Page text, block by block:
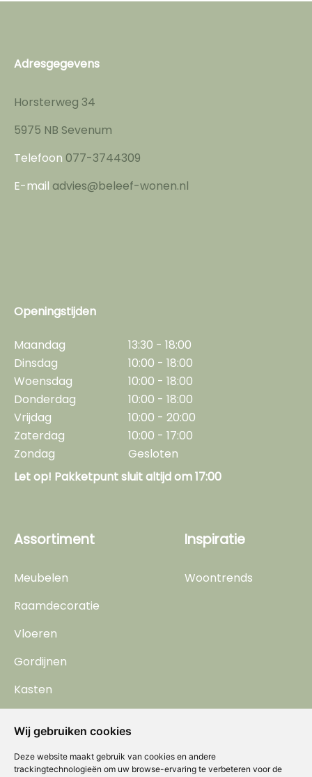
Wij gebruiken cookies
Deze website maakt gebruik van cookies en andere
trackingtechnologieën om uw browse-ervaring te verbeteren voor de
Adresgegevens
Horsterweg 34
5975 NB Sevenum
Telefoon 077-3744309
E-mail advies@beleef-wonen.nl
Openingstijden
Maandag
13:30 - 18:00
Dinsdag
10:00 - 18:00
Woensdag
10:00 - 18:00
Donderdag
10:00 - 18:00
Vrijdag
10:00 - 20:00
Zaterdag
10:00 - 17:00
Zondag
Gesloten
Let op! Pakketpunt sluit altijd om 17:00
Assortiment
Meubelen
Raamdecoratie
Vloeren
Gordijnen
Kasten
Inspiratie
Woontrends